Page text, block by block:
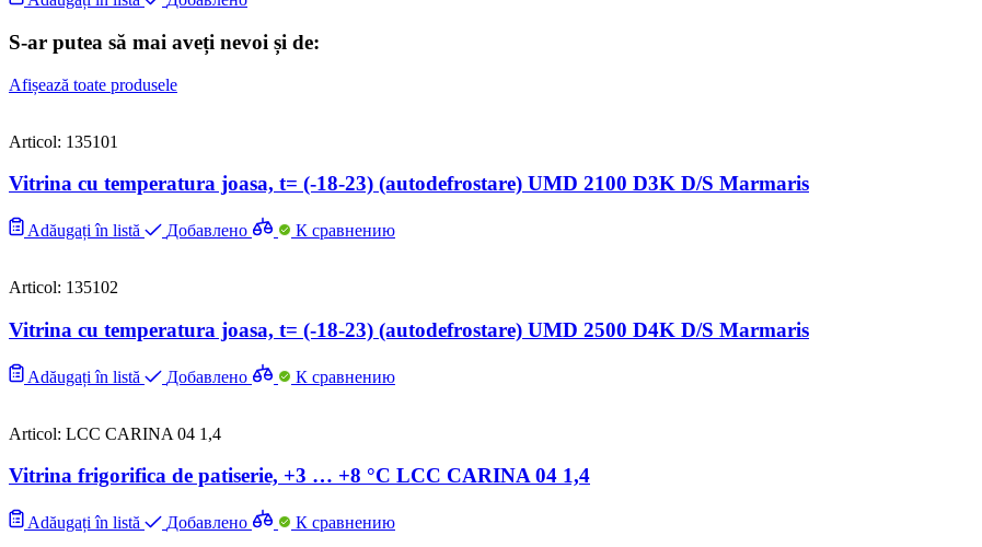
S-ar putea să mai aveți nevoi și de:
Afișează toate produsele
Articol: 135101
Vitrina cu temperatura joasa, t= (-18-23) (autodefrostare) UMD 2100 D3K D/S Marmaris
Adăugați în listă Добавлено К сравнению
Articol: 135102
Vitrina cu temperatura joasa, t= (-18-23) (autodefrostare) UMD 2500 D4K D/S Marmaris
Adăugați în listă Добавлено К сравнению
Articol: LCC CARINA 04 1,4
Vitrina frigorifica de patiserie, +3 … +8 °C LCC CARINA 04 1,4
Adăugați în listă Добавлено К сравнению